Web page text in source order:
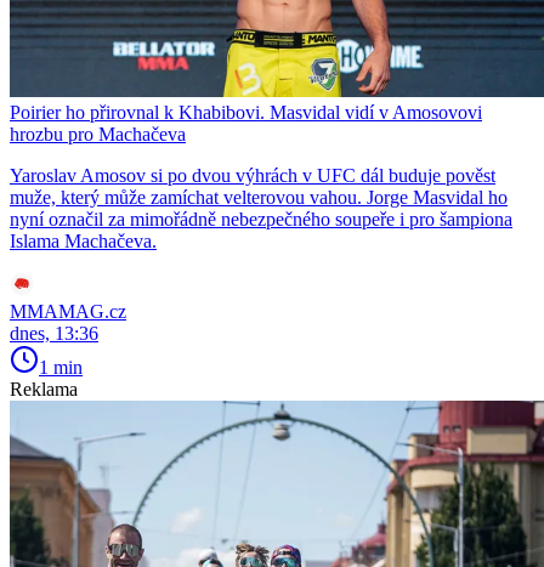
Poirier ho přirovnal k Khabibovi. Masvidal vidí v Amosovovi
hrozbu pro Machačeva
Yaroslav Amosov si po dvou výhrách v UFC dál buduje pověst
muže, který může zamíchat velterovou vahou. Jorge Masvidal ho
nyní označil za mimořádně nebezpečného soupeře i pro šampiona
Islama Machačeva.
MMAMAG.cz
dnes, 13:36
1 min
Reklama